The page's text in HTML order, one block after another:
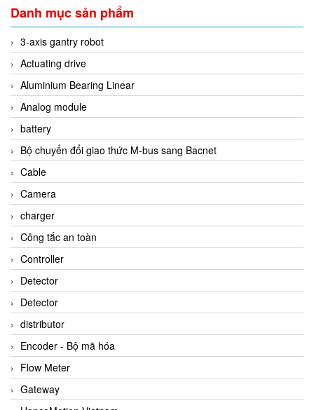
Danh mục sản phẩm
3-axis gantry robot
Actuating drive
Aluminium Bearing Linear
Analog module
battery
Bộ chuyển đổi giao thức M-bus sang Bacnet
Cable
Camera
charger
Công tắc an toàn
Controller
Detector
Detector
distributor
Encoder - Bộ mã hóa
Flow Meter
Gateway